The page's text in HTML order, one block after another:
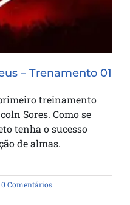
– Trenamento 01
treinamento
Sores. Como se
tenha o sucesso
de almas.
0 Comentários